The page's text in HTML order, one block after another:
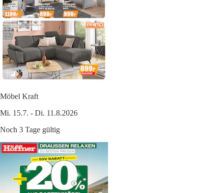
Möbel Kraft
Mi. 15.7. - Di. 11.8.2026
Noch 3 Tage gültig